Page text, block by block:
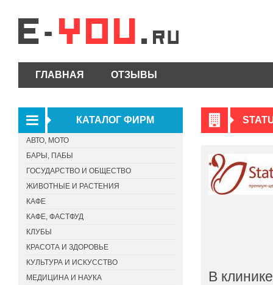
ГЛАВНАЯ ОТЗЫВЫ
В
КАТАЛОГ ФИРМ
АВТО, МОТО
БАРЫ, ПАБЫ
ГОСУДАРСТВО И ОБЩЕСТВО
ЖИВОТНЫЕ И РАСТЕНИЯ
КАФЕ
КАФЕ, ФАСТФУД
КЛУБЫ
КРАСОТА И ЗДОРОВЬЕ
КУЛЬТУРА И ИСКУССТВО
МЕДИЦИНА И НАУКА